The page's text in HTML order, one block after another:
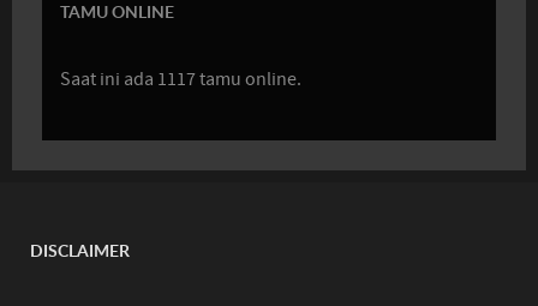
TAMU ONLINE
Saat ini ada 1117 tamu online.
DISCLAIMER